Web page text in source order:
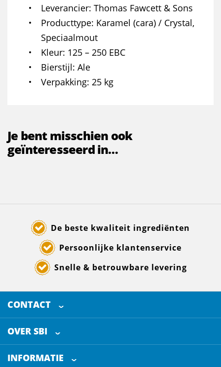
Leverancier Thomas Fawcett & Sons
Producttype Karamel (cara) / Crystal,
Speciaalmout
Kleur 125 – 250 EBC
Bierstijl Ale
Verpakking 25 kg
Je bent misschien ook
geïnteresseerd in…
De beste kwaliteit ingrediënten
Persoonlijke klantenservice
Snelle & betrouwbare levering
CONTACT
SELECTED BREWING INGREDIENTS
Doornhoek 3880
5465 TBVeghel
The Netherlands
OVER SBI
Over ons
Werken bij
INFORMATIE